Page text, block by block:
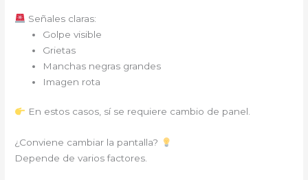
Señales claras:
Golpe visible
Grietas
Manchas negras grandes
Imagen rota
En estos casos, sí se requiere cambio de panel.
¿Conviene cambiar la pantalla?
Depende de varios factores.